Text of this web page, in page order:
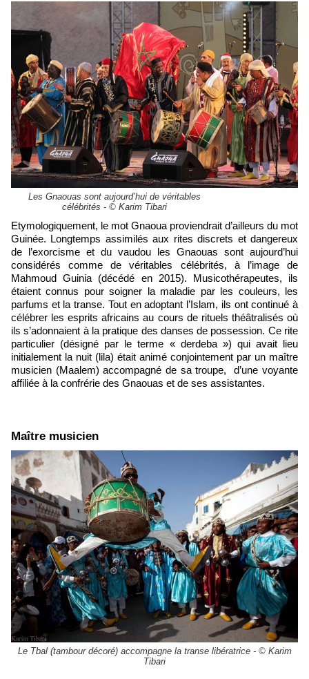
Les Gnaouas sont aujourd’hui de véritables
célébrités - © Karim Tibari
Etymologiquement, le mot Gnaoua proviendrait d’ailleurs du mot
Guinée. Longtemps assimilés aux rites discrets et dangereux
de l’exorcisme et du vaudou les Gnaouas sont aujourd’hui
considérés comme de véritables célébrités, à l’image de
Mahmoud Guinia (décédé en 2015). Musicothérapeutes, ils
étaient connus pour soigner la maladie par les couleurs, les
parfums et la transe. Tout en adoptant l’Islam, ils ont continué à
célébrer les esprits africains au cours de rituels théâtralisés où
ils s’adonnaient à la pratique des danses de possession. Ce rite
particulier (désigné par le terme « derdeba ») qui avait lieu
initialement la nuit (lila) était animé conjointement par un maître
musicien (Maalem) accompagné de sa troupe, d’une voyante
affiliée à la confrérie des Gnaouas et de ses assistantes.
Maître musicien
Le Tbal (tambour décoré) accompagne la transe libératrice - © Karim
Tibari